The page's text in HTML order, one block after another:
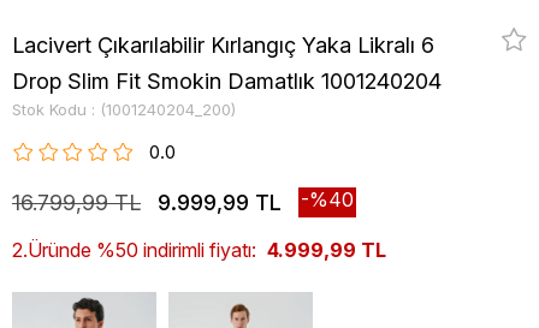
Lacivert Çıkarılabilir Kırlangıç Yaka Likralı 6
Drop Slim Fit Smokin Damatlık 1001240204
Stok Kodu (1001240204_200)
0.0
16.799,99 TL 9.999,99 TL 40
2.Üründe %50 indirimli fiyatı: 4.999,99 TL